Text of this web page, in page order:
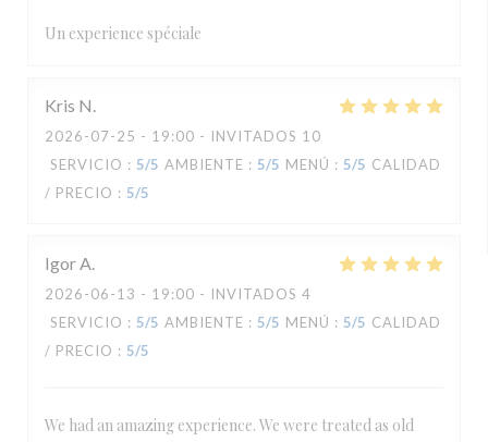
Un experience spéciale
Kris N
2026-07-25 - 19:00 - INVITADOS 10
SERVICIO : 5/5 AMBIENTE : 5/5 MENÚ : 5/5 CALIDAD
/ PRECIO : 5/5
IgorA
2026-06-13 - 19:00 - INVITADOS 4
SERVICIO : 5/5 AMBIENTE : 5/5 MENÚ : 5/5 CALIDAD
/ PRECIO : 5/5
We had an amazing experience. We were treated as old